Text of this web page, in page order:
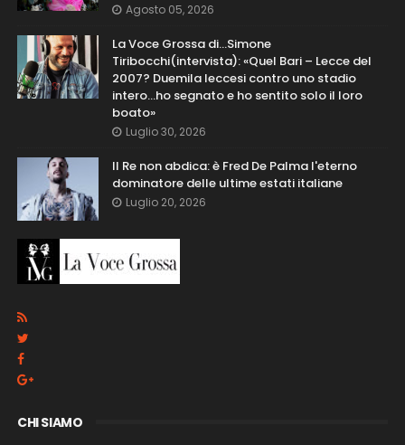
Agosto 05, 2026
La Voce Grossa di…Simone
Tiribocchi(intervista): «Quel Bari – Lecce del
2007? Duemila leccesi contro uno stadio
intero...ho segnato e ho sentito solo il loro
boato»
Luglio 30, 2026
Il Re non abdica: è Fred De Palma l'eterno
dominatore delle ultime estati italiane
Luglio 20, 2026
CHI SIAMO